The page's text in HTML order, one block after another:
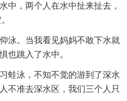
中，两个人在水中扯来扯去，
泳。当我看见妈妈不敢下水就
也跳入了水中。
蛙泳，不知不觉的游到了深水
不准去深水区，我们三个人只